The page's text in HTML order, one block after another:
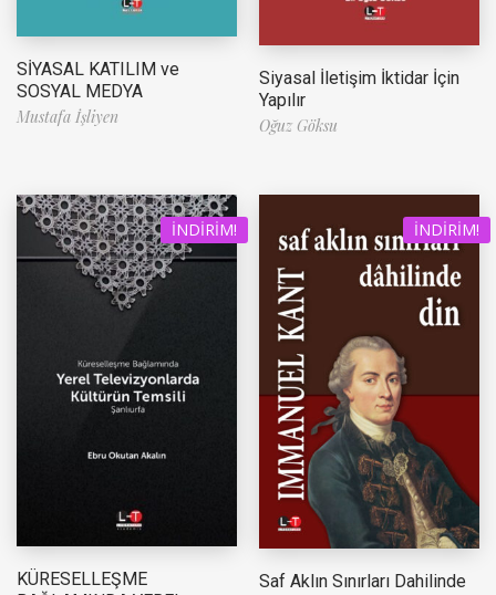
SİYASAL KATILIM ve
SOSYAL MEDYA
Mustafa İşliyen
Siyasal İletişim İktidar İçin
Yapılır
Oğuz Göksu
İNDIRIM!
KÜRESELLEŞME
İNDIRIM!
Saf Aklın Sınırları Dahilinde